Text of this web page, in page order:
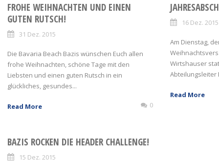
FROHE WEIHNACHTEN UND EINEN
GUTEN RUTSCH!
31 Dez. 2015
Die Bavaria Beach Bazis wünschen Euch allen
frohe Weihnachten, schöne Tage mit den
Liebsten und einen guten Rutsch in ein
glückliches, gesundes...
Read More 0
16 Dez. 2015
Am Dienstag,
Wirtshauser
Abteilungsleiter
Read More
BAZIS ROCKEN DIE HEADER CHALLENGE!
15 Dez. 2015